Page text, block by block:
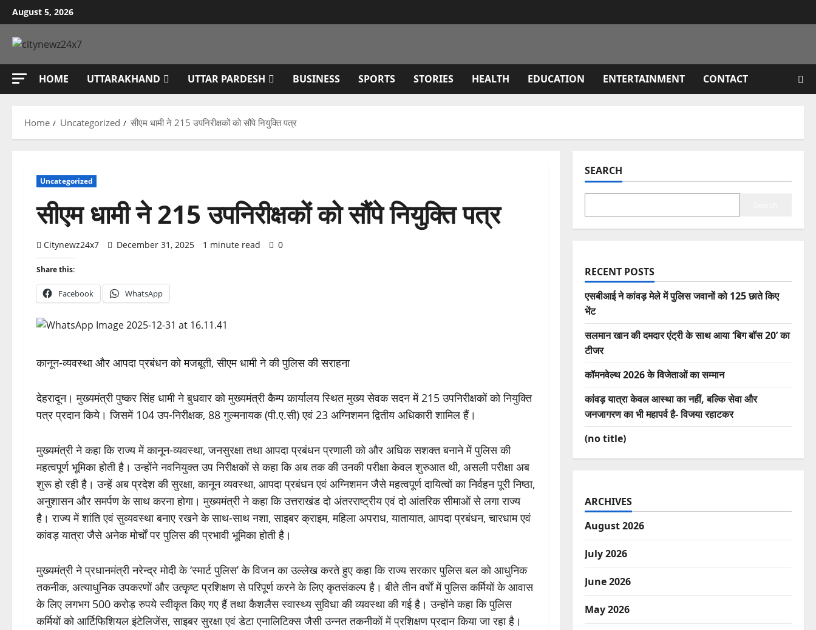
Skip
to
content
August 5, 2026
HOME UTTARAKHAND UTTAR PARDESH BUSINESS SPORTS STORIES HEALTH EDUCATION ENTERTAINMENT CONTACT
Home Uncategorized सीएम धामी ने 215 उपनिरीक्षकों को सौंपे नियुक्ति पत्र
Uncategorized
सीएम धामी ने 215 उपनिरीक्षकों को सौंपे नियुक्ति पत्र
Citynewz24x7 December 31, 2025 1 minute read 0
Share this:
Facebook WhatsApp
कानून-व्यवस्था और आपदा प्रबंधन को मजबूती, सीएम धामी ने की पुलिस की सराहना
देहरादून। मुख्यमंत्री पुष्कर सिंह धामी ने बुधवार को मुख्यमंत्री कैम्प कार्यालय स्थित मुख्य सेवक सदन में 215 उपनिरीक्षकों को नियुक्ति
पत्र प्रदान किये। जिसमें 104 उप-निरीक्षक, 88 गुल्मनायक (पी.ए.सी) एवं 23 अग्निशमन द्वितीय अधिकारी शामिल हैं।
मुख्यमंत्री ने कहा कि राज्य में कानून-व्यवस्था, जनसुरक्षा तथा आपदा प्रबंधन प्रणाली को और अधिक सशक्त बनाने में पुलिस की
महत्वपूर्ण भूमिका होती है। उन्होंने नवनियुक्त उप निरीक्षकों से कहा कि अब तक की उनकी परीक्षा केवल शुरुआत थी, असली परीक्षा अब
शुरू हो रही है। उन्हें अब प्रदेश की सुरक्षा, कानून व्यवस्था, आपदा प्रबंधन एवं अग्निशमन जैसे महत्वपूर्ण दायित्वों का निर्वहन पूरी निष्ठा,
अनुशासन और समर्पण के साथ करना होगा। मुख्यमंत्री ने कहा कि उत्तराखंड दो अंतरराष्ट्रीय एवं दो आंतरिक सीमाओं से लगा राज्य
है। राज्य में शांति एवं सुव्यवस्था बनाए रखने के साथ-साथ नशा, साइबर क्राइम, महिला अपराध, यातायात, आपदा प्रबंधन, चारधाम एवं
कांवड़ यात्रा जैसे अनेक मोर्चों पर पुलिस की प्रभावी भूमिका होती है।
मुख्यमंत्री ने प्रधानमंत्री नरेन्द्र मोदी के ‘स्मार्ट पुलिस’ के विजन का उल्लेख करते हुए कहा कि राज्य सरकार पुलिस बल को आधुनिक
तकनीक, अत्याधुनिक उपकरणों और उत्कृष्ट प्रशिक्षण से परिपूर्ण करने के लिए कृतसंकल्प है। बीते तीन वर्षों में पुलिस कर्मियों के आवास
के लिए लगभग 500 करोड़ रुपये स्वीकृत किए गए हैं तथा कैशलैस स्वास्थ्य सुविधा की व्यवस्था की गई है। उन्होंने कहा कि पुलिस
कर्मियों को आर्टिफिशियल इंटेलिजेंस, साइबर सुरक्षा एवं डेटा एनालिटिक्स जैसी उन्नत तकनीकों में प्रशिक्षण प्रदान किया जा रहा है।
SEARCH
RECENT POSTS
एसबीआई ने कांवड़ मेले में पुलिस जवानों को 125 छाते किए
भेंट
सलमान खान की दमदार एंट्री के साथ आया ‘बिग बॉस 20’ का
टीजर
कॉमनवेल्थ 2026 के विजेताओं का सम्मान
कांवड़ यात्रा केवल आस्था का नहीं, बल्कि सेवा और
जनजागरण का भी महापर्व है- विजया रहाटकर
(no title)
ARCHIVES
August 2026
July 2026
June 2026
May 2026